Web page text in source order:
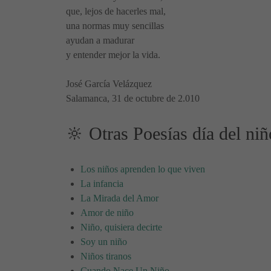
que, lejos de hacerles mal,
una normas muy sencillas
ayudan a madurar
y entender mejor la vida.
José García Velázquez
Salamanca, 31 de octubre de 2.010
🔆 Otras Poesías día del
Los niños aprenden lo que viven
La infancia
La Mirada del Amor
Amor de niño
Niño, quisiera decirte
Soy un niño
Niños tiranos